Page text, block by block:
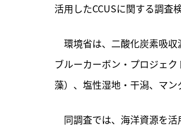
活用したCCUSに関する調査
環境省は、 二酸化炭素吸
ブルーカーボン・プロジェ
藻）、塩性湿地・干潟、マン
同調査では、海洋資源を活